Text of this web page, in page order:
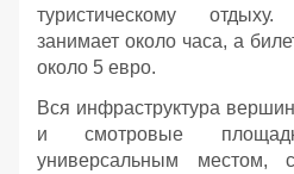
туристическому
занимает около часа, а
около 5 евро.
Вся инфраструктура
и смотровые
универсальным местом,